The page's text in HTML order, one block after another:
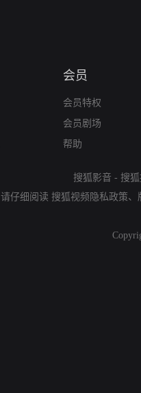
会员
会员特权
会员剧场
帮助
搜狐影音 - 搜
请仔细阅读 搜狐视频隐私政策、